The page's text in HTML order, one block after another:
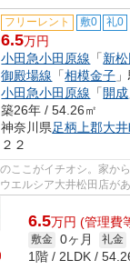
フリーレント 敷0 礼0
6.5万円
小田急小田原線 「新松
御殿場線 「相模金子
小田急小田原線 「開成
築26年 / 54.26㎡
神奈川県足柄上郡大
２２
ここがイチオシ。家か
エルシア大井松田店が
揃っている...
6.5万円 (管理費
敷金 0ヶ月 礼金
1階 / 2LDK /